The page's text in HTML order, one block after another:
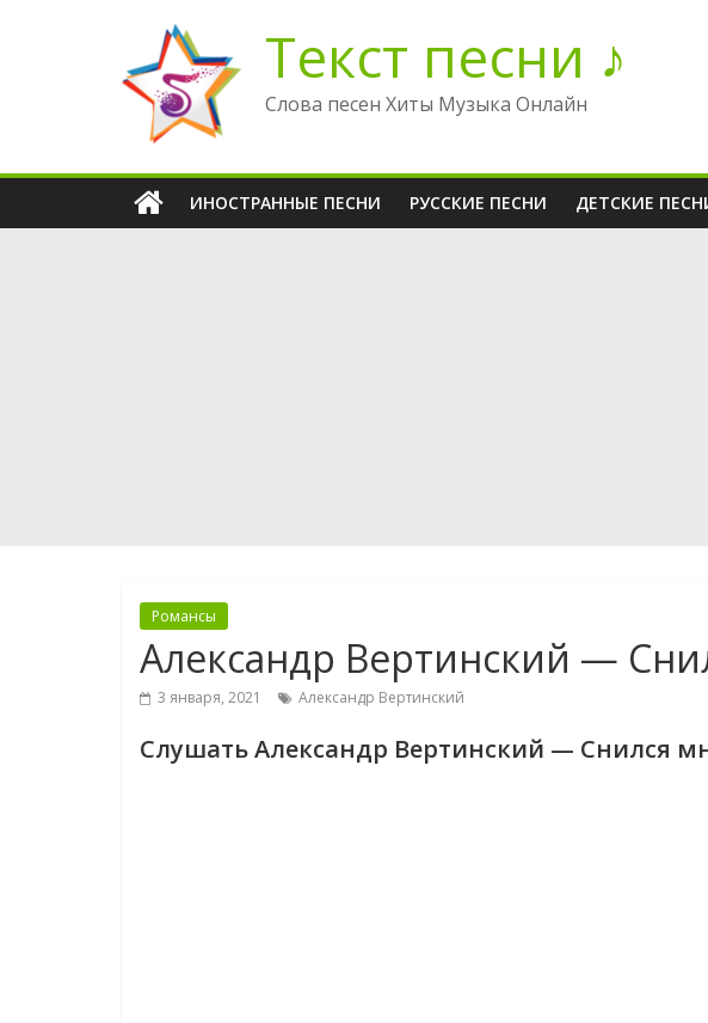
содержимому
Текст песни ♪
Слова песен Хиты Музыка Онлайн
ИНОСТРАННЫЕ ПЕСНИ РУССКИЕ ПЕСНИ ДЕТСКИЕ
Романсы
Александр Вертинский —
3 января, 2021 Александр Вертинский
Слушать Александр Вертинский — Снился